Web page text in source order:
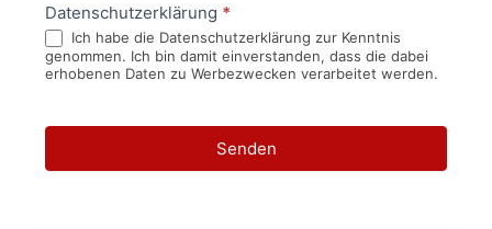
Datenschutzerklärung *
Ich habe die Datenschutzerklärung zur Kenntnis
genommen. Ich bin damit einverstanden, dass die dabei
erhobenen Daten zu Werbezwecken verarbeitet werden.
Senden